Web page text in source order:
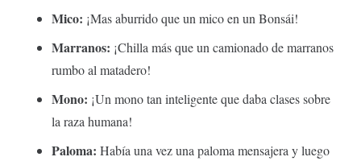
Mico: ¡Mas aburrido que un mico en un Bonsái!
Marranos: ¡Chilla más que un camionado de marranos
rumbo al matadero!
Mono: ¡Un mono tan inteligente que daba clases sobre
la raza humana!
Paloma: Había una vez una paloma mensajera y luego